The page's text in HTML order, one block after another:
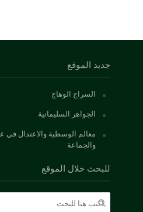
جديد الموقع
السراج الوهاج
الجواهر السليمانية
معالم الوسطية والاعتدال في
والجماعة
للبحث خلال الموقع